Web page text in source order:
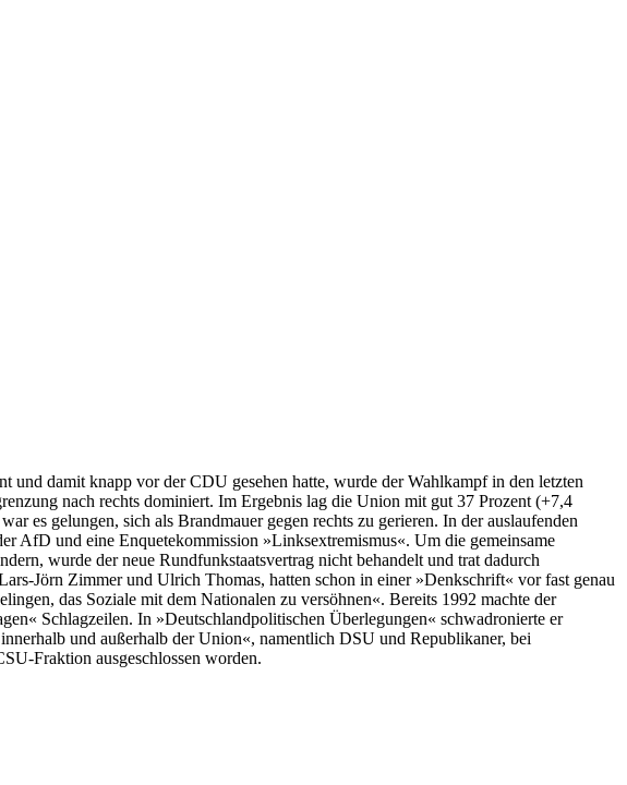
damit knapp vor der CDU gesehen hatte, wurde der Wahlkampf in den letzten
nach rechts dominiert. Im Ergebnis lag die Union mit gut 37 Prozent (+7,4
es gelungen, sich als Brandmauer gegen rechts zu gerieren. In der auslaufenden
AfD und eine Enquetekommission »Linksextremismus«. Um die gemeinsame
wurde der neue Rundfunkstaatsvertrag nicht behandelt und trat dadurch
Jörn Zimmer und Ulrich Thomas, hatten schon in einer »Denkschrift« vor fast genau
das Soziale mit dem Nationalen zu versöhnen«. Bereits 1992 machte der
Schlagzeilen. In »Deutschlandpolitischen Überlegungen« schwadronierte er
und außerhalb der Union«, namentlich DSU und Republikaner, bei
Fraktion ausgeschlossen worden.